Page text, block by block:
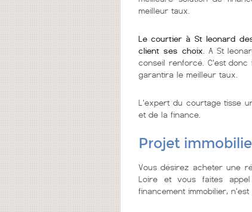
meilleur taux.
Le courtier à St leonard
client ses choix . A St
conseil renforcé. C'est
garantira le meilleur taux.
L'expert du courtage tisse
et de la finance.
Projet
Vous désirez acheter une
Loire et vous faites
financement immobilier,